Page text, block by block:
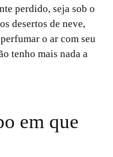
perdido, seja sob o
desertos de neve,
o ar com seu
tenho mais nada a
em que